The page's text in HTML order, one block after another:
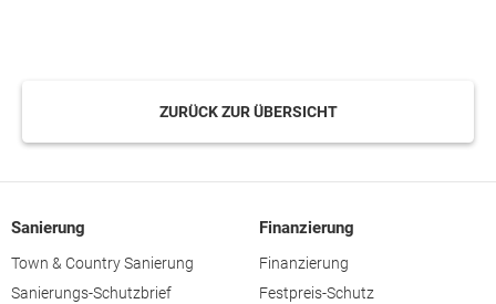
ZURÜCK ZUR ÜBERSICHT
Sanierung
Town & Country Sanierung
Sanierungs-Schutzbrief
Finanzierung
Finanzierung
Festpreis-Schutz